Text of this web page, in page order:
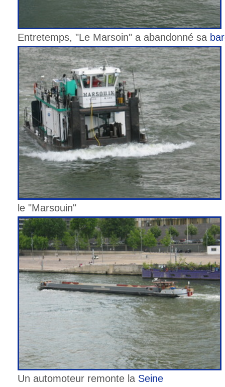
Entretemps, "Le Marsoin" a abandonné sa
le "Marsouin"
Un automoteur remonte la Seine